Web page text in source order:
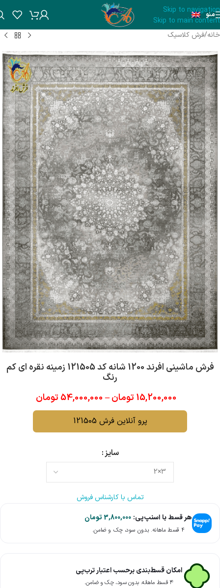
Skip to navigation
Skip to main content
منو
خانه/فرش کلاسیک
فرش ماشینی افرند 1200 شانه کد 121505 زمینه نقره ای کم
رنگ
15,200,000 تومان–
54,000,000 تومان
پرو آنلاین فرش 121505
سایز
تماس با کارشناس فروش
هر قسط با اسنپ‌پی: 3,800,000 تومان
۴ قسط ماهانه. بدون سود، چک و ضامن.
امکان قسط‌بندی برحسب اعتبار ترب‌پی
۴ قسط ماهانه. بدون سود، چک و ضامن.